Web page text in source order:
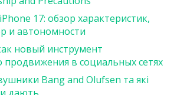
17: обзор характеристик,
и автономности
новый инструмент
продвижения в социальных сетях
Bang and Olufsen та які
дають